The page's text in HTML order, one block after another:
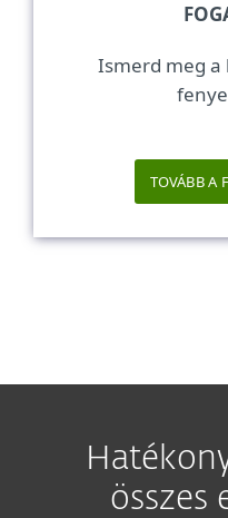
Ismerd meg a
TOVÁBB A
összes